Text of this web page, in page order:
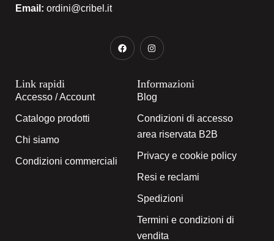
Email: ordini@cribel.it
Link rapidi
Accesso / Account
Catalogo prodotti
Chi siamo
Condizioni commerciali
Informazioni
Blog
Condizioni di accesso
area riservata B2B
Privacy e cookie policy
Resi e reclami
Spedizioni
Termini e condizioni di
vendita